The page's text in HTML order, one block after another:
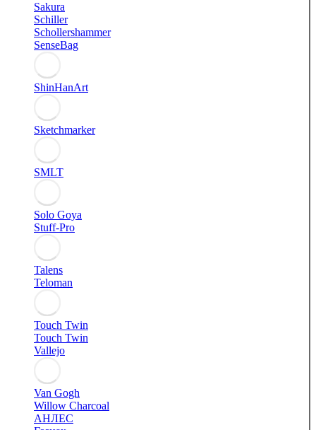
Sakura
Schiller
Schollershammer
SenseBag
ShinHanArt
Sketchmarker
SMLT
Solo Goya
Stuff-Pro
Talens
Teloman
Touch Twin
Touch Twin
Vallejo
Van Gogh
Willow Charcoal
АНЛЕС